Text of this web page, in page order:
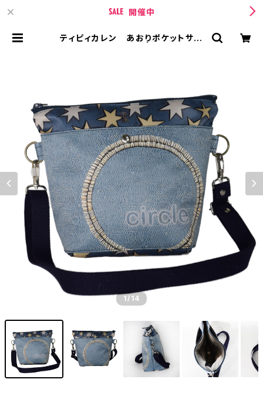
開催中
ティピィカレン あおりポケットサー
1/14